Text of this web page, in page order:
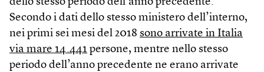
Secondo i dati dello stesso ministero dell’interno,
nei primi sei mesi del 2018 sono arrivate in Italia
via mare 14.441 persone, mentre nello stesso
periodo dell’anno precedente ne erano arrivate